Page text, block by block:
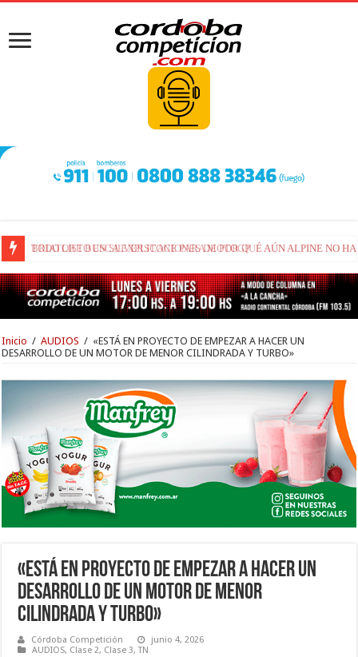
BRIATORE BUSCA EXPLICACIONES DE POR QUÉ AÚN ALPINE NO
Inicio / AUDIOS / «ESTÁ EN PROYECTO DE EMPEZAR A HACER UN
DESARROLLO DE UN MOTOR DE MENOR CILINDRADA Y TURBO»
«ESTÁ EN PROYECTO DE EMPEZAR A HACER UN
DESARROLLO DE UN MOTOR DE MENOR
CILINDRADA Y TURBO»
Córdoba Competición
junio 4, 2026
AUDIOS, Clase 2, Clase 3,TN